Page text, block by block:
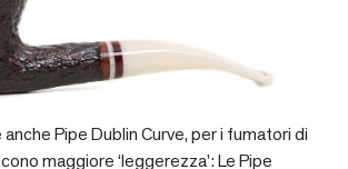
Pipe Dublin Curve, per i fumatori di
maggiore ‘leggerezza’: Le Pipe